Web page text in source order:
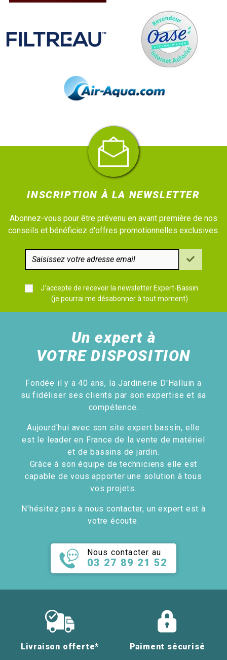
INSCRIPTION À LA NEWSLETTER
Abonnez-vous pour être prévenu en avant première de nos
conseils et bénéficiez d'offres promotionnelles exclusives.
J'accepte de recevoir la newsletter Expert-Bassin
(je pourrai me désabonner à tout moment)
Un expert à
VOTRE DISPOSITION
Fondée il y a 40 ans, la Jardinerie D'Halluin a
su fidéliser ses clients par son expertise et sa
compétence.
Aujourd'hui avec son site expert bassin, elle
est le leader en France de la vente de matériel
et de bassins de jardin.
Grâce à son équipe de techniciens elle est
capable de vous apporter une solution à tous
vos projets.
N'hésitez pas à nous contacter, un expert est à
votre écoute.
Nous contacter au
03 27 89 21 52
Livraison offerte* Paiment sécurisé